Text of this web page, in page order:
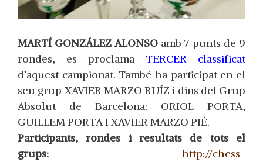
MARTÍ GONZÁLEZ ALONSO amb 7 punts de 9
rondes, es proclama TERCER classificat
d’aquest campionat. També ha participat en el
seu grup XAVIER MARZO RUÍZ i dins del Grup
Absolut de Barcelona: ORIOL PORTA,
GUILLEM PORTA I XAVIER MARZO PIÉ.
Participants, rondes i resultats de tots el
grups:
http://chess-